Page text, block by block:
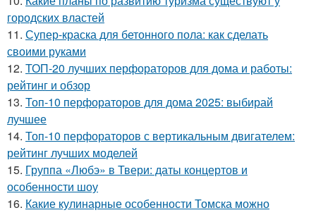
городских властей
11. Супер-краска для бетонного пола: как сделать
своими руками
12. ТОП-20 лучших перфораторов для дома и работы:
рейтинг и обзор
13. Топ-10 перфораторов для дома 2025: выбирай
лучшее
14. Топ-10 перфораторов с вертикальным двигателем:
рейтинг лучших моделей
15. Группа «Любэ» в Твери: даты концертов и
особенности шоу
16. Какие кулинарные особенности Томска можно